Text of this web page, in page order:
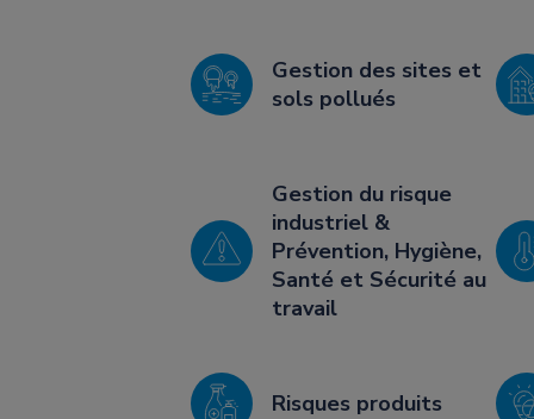
Gestion des sites et
sols pollués
Gestion du risque
industriel &
Prévention, Hygiène,
Santé et Sécurité au
travail
Risques produits